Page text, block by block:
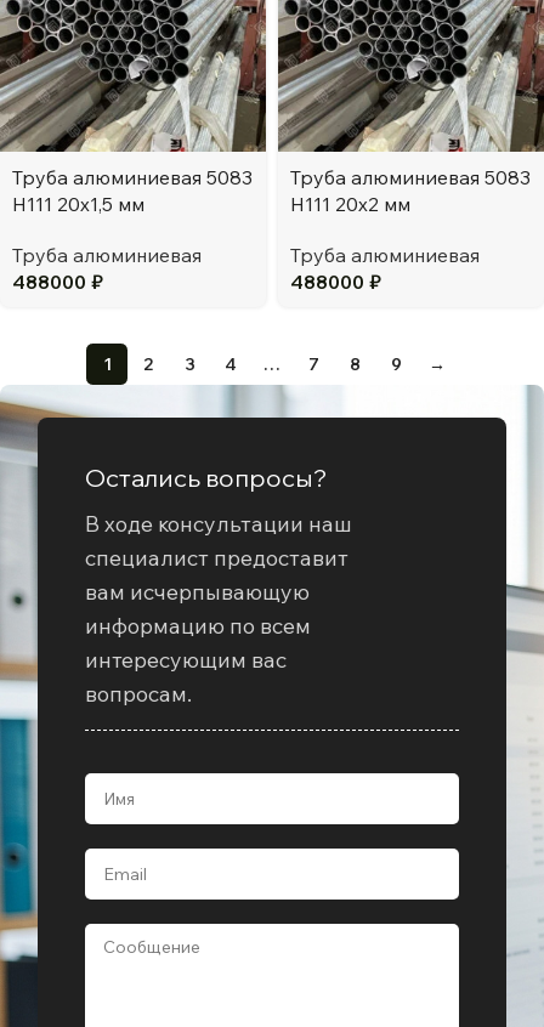
Труба алюминиевая 5083
H111 20х1,5 мм
Труба алюминиевая
488000 ₽
Труба алюминиевая 5083
H111 20х2 мм
Труба алюминиевая
488000 ₽
1 2 3 4 … 7 8 9 →
Остались вопросы?
В ходе консультации наш
специалист предоставит
вам исчерпывающую
информацию по всем
интересующим вас
вопросам.